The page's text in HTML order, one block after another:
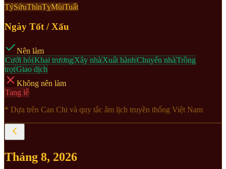
TýSửuThìnTỵMùiTuất
Ngày Tốt / Xấu
Nên làm
Cưới hỏiKhai trương Xây nhà Xuất hànhChuyển nhàTrồng
trọtGiao dịch
Không nên làm
Tang lễ
* Dựa trên Can Chi và quy tắc âm lịch truyền thống Việt Nam
Tháng 8, 2026